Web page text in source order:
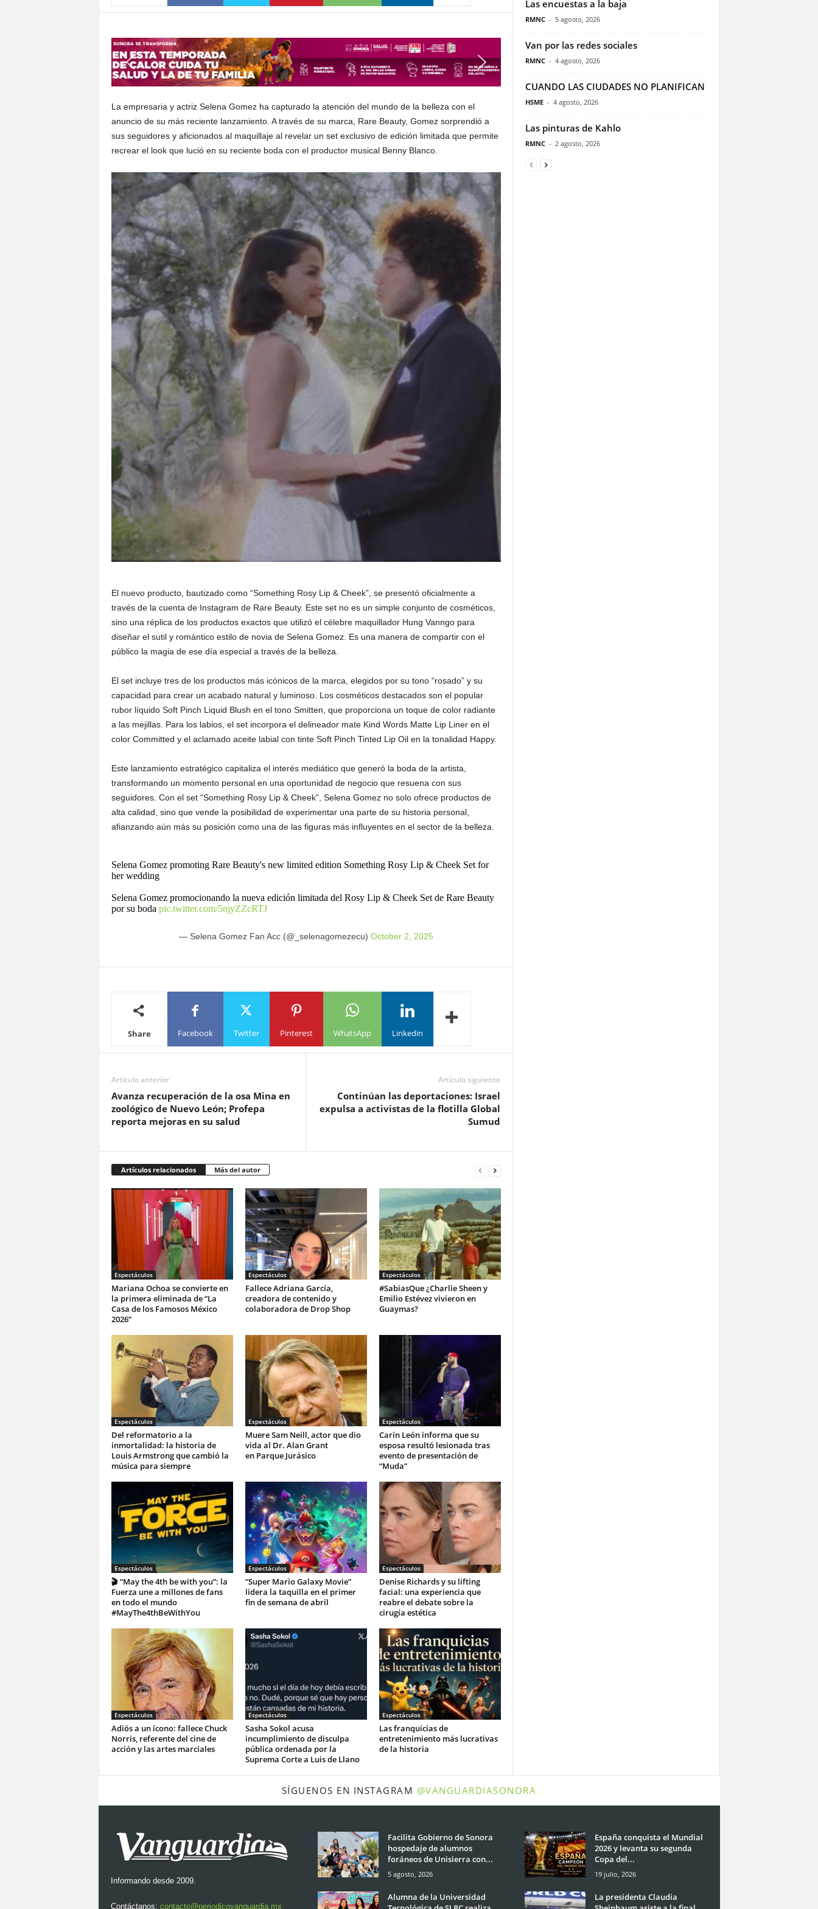
La empresaria y actriz Selena Gomez ha capturado la atención del mundo de la belleza con el
anuncio de su más reciente lanzamiento. A través de su marca, Rare Beauty, Gomez sorprendió a
sus seguidores y aficionados al maquillaje al revelar un set exclusivo de edición limitada que permite
recrear el look que lució en su reciente boda con el productor musical Benny Blanco.
El nuevo producto, bautizado como “Something Rosy Lip & Cheek”, se presentó oficialmente a
través de la cuenta de Instagram de Rare Beauty. Este set no es un simple conjunto de cosméticos,
sino una réplica de los productos exactos que utilizó el célebre maquillador Hung Vanngo para
diseñar el sutil y romántico estilo de novia de Selena Gomez. Es una manera de compartir con el
público la magia de ese día especial a través de la belleza.
El set incluye tres de los productos más icónicos de la marca, elegidos por su tono “rosado” y su
capacidad para crear un acabado natural y luminoso. Los cosméticos destacados son el popular
rubor líquido Soft Pinch Liquid Blush en el tono Smitten, que proporciona un toque de color radiante
a las mejillas. Para los labios, el set incorpora el delineador mate Kind Words Matte Lip Liner en el
color Committed y el aclamado aceite labial con tinte Soft Pinch Tinted Lip Oil en la tonalidad Happy.
Este lanzamiento estratégico capitaliza el interés mediático que generó la boda de la artista,
transformando un momento personal en una oportunidad de negocio que resuena con sus
seguidores. Con el set “Something Rosy Lip & Cheek”, Selena Gomez no solo ofrece productos de
alta calidad, sino que vende la posibilidad de experimentar una parte de su historia personal,
afianzando aún más su posición como una de las figuras más influyentes en el sector de la belleza.
Selena Gomez promoting Rare Beauty's new limited edition Something Rosy Lip & Cheek Set for
her wedding
Selena Gomez promocionando la nueva edición limitada del Rosy Lip & Cheek Set de Rare Beauty
por su boda pic.twitter.com/5njyZZcRTJ
— Selena Gomez Fan Acc (@_selenagomezecu) October 2, 2025
Share Facebook Twitter Pinterest WhatsApp Linkedin
Artículo anterior
Avanza recuperación de la osa Mina en
zoológico de Nuevo León; Profepa
reporta mejoras en su salud
Artículo siguiente
Continúan las deportaciones: Israel
expulsa a activistas de la flotilla Global
Sumud
Artículos relacionados Más del autor
Espectáculos
Mariana Ochoa se convierte en
la primera eliminada de “La
Casa de los Famosos México
2026”
Espectáculos
Fallece Adriana García,
creadora de contenido y
colaboradora de Drop Shop
Espectáculos
#SabiasQue ¿Charlie Sheen y
Emilio Estévez vivieron en
Guaymas?
Espectáculos
Del reformatorio a la
inmortalidad: la historia de
Louis Armstrong que cambió la
música para siempre
Espectáculos
Muere Sam Neill, actor que dio
vida al Dr. Alan Grant
en Parque Jurásico
Espectáculos
Carín León informa que su
esposa resultó lesionada tras
evento de presentación de
“Muda”
Espectáculos
🎬 “May the 4th be with you”: la
Fuerza une a millones de fans
en todo el mundo
#MayThe4thBeWithYou
Espectáculos
“Super Mario Galaxy Movie”
lidera la taquilla en el primer
fin de semana de abril
Espectáculos
Denise Richards y su lifting
facial: una experiencia que
reabre el debate sobre la
cirugía estética
Espectáculos
Adiós a un ícono: fallece Chuck
Norris, referente del cine de
acción y las artes marciales
Espectáculos
Sasha Sokol acusa
incumplimiento de disculpa
pública ordenada por la
Suprema Corte a Luis de Llano
Espectáculos
Las franquicias de
entretenimiento más lucrativas
de la historia
Las encuestas a la baja
RMNC - 5 agosto, 2026
Van por las redes sociales
RMNC - 4 agosto, 2026
CUANDO LAS CIUDADES NO PLANIFICAN
HSME - 4 agosto, 2026
Las pinturas de Kahlo
RMNC - 2 agosto, 2026
SÍGUENOS EN INSTAGRAM @VANGUARDIASONORA
Informando desde 2009.
Contáctanos: contacto@periodicovanguardia.mx
Facilita Gobierno de Sonora
hospedaje de alumnos
foráneos de Unisierra con...
5 agosto, 2026
Alumna de la Universidad
España conquista el Mundial
2026 y levanta su segunda
Copa del...
19 julio, 2026
La presidenta Claudia